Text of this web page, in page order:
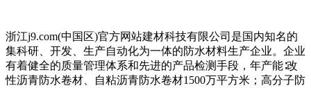
浙江j9.com(中国区)官方网站建材科技有限公司是国内知名的
集科研、开发、生产自动化为一体的防水材料生产企业。企业
有着健全的质量管理体系和先进的产品检测手段，年产能∶改
性沥青防水卷材、自粘沥青防水卷材1500万平方米；高分子防